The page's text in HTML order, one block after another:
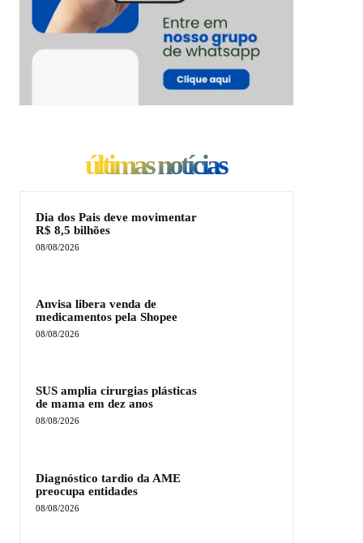
últimas notícias
Dia dos Pais deve movimentar
R$ 8,5 bilhões
08/08/2026
Anvisa libera venda de
medicamentos pela Shopee
08/08/2026
SUS amplia cirurgias plásticas
de mama em dez anos
08/08/2026
Diagnóstico tardio da AME
preocupa entidades
08/08/2026